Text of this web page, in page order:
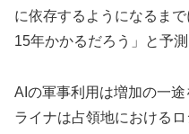
に依存するようになるま
15年かかるだろう」と予測
AIの軍事利用は増加の一
ライナは占領地における